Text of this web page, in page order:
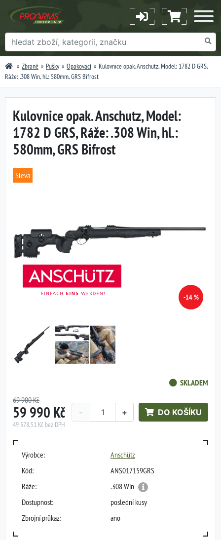
Zbraně Pušky Opakovací
Kulovnice opak. Anschutz, Model: 1782 D GRS,
Ráže: .308 Win, hl.: 580mm, GRS Bifrost
Kulovnice opak. Anschutz, Model:
1782 D GRS, Ráže: .308 Win, hl.:
580mm, GRS Bifrost
Sleva
-14 %
SKLADEM
69 900 Kč
59 990 Kč
49 578,51 Kč bez DPH
+
- DO KOŠÍKU
Výrobce:
Anschütz
Kód:
ANS017159GRS
Ráže:
.308 Win
Dostupnost:
poslední kusy
Zbrojní průkaz:
ano